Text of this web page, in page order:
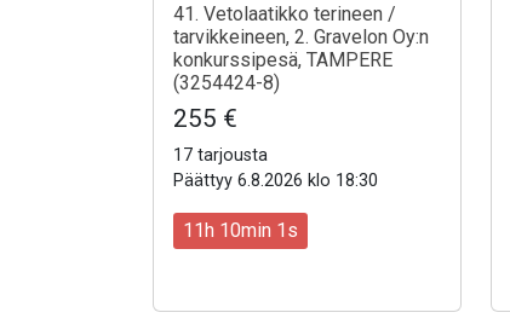
41. Vetolaatikko terineen /
tarvikkeineen, 2. Gravelon Oy:n
konkurssipesä, TAMPERE
(3254424-8)
255 €
17 tarjousta
Päättyy 6.8.2026 klo 18:30
11h 9min 59s